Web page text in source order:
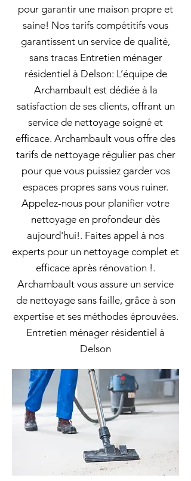
pour garantir une maison propre et
saine! Nos tarifs compétitifs vous
garantissent un service de qualité,
sans tracas Entretien ménager
résidentiel à Delson: L’équipe de
Archambault est dédiée à la
satisfaction de ses clients, offrant un
service de nettoyage soigné et
efficace. Archambault vous offre des
tarifs de nettoyage régulier pas cher
pour que vous puissiez garder vos
espaces propres sans vous ruiner.
Appelez-nous pour planifier votre
nettoyage en profondeur dès
aujourd'hui!. Faites appel à nos
experts pour un nettoyage complet et
efficace après rénovation !.
Archambault vous assure un service
de nettoyage sans faille, grâce à son
expertise et ses méthodes éprouvées.
Entretien ménager résidentiel à
Delson